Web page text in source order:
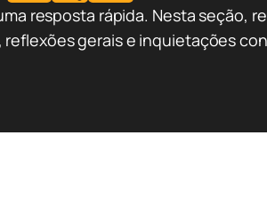
resposta rápida. Nesta seção,
gerais e inquietações